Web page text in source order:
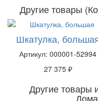
Другие товары
Шкатулка,
Артикул: 000001-52994
27 375 ₽
Другие товары